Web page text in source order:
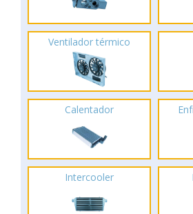
Ventilador térmico
Calentador
Intercooler